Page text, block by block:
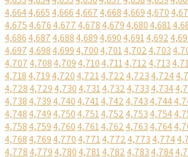
4,6644,6654,6664,6674,6684,6694,670
4,6754,6764,6774,6784,6794,6804,681
4,6864,6874,6884,6894,6904,6914,692
4,6974,6984,6994,7004,7014,7024,703
4,7074,7084,7094,7104,7114,7124,713
4,7184,7194,7204,7214,7224,7234,724
4,7284,7294,7304,7314,7324,7334,734
4,7384,7394,7404,7414,7424,7434,744
4,7484,7494,7504,7514,7524,7534,754
4,7584,7594,7604,7614,7624,7634,764
4,7684,7694,7704,7714,7724,7734,774
4,7784,7794,7804,7814,7824,7834,784